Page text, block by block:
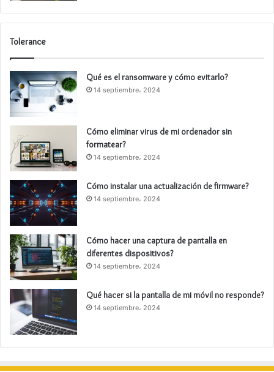
Tolerance
Qué es el ransomware y cómo evitarlo?
14 septiembre، 2024
Cómo eliminar virus de mi ordenador sin
formatear?
14 septiembre، 2024
Cómo instalar una actualización de firmware?
14 septiembre، 2024
Cómo hacer una captura de pantalla en
diferentes dispositivos?
14 septiembre، 2024
Qué hacer si la pantalla de mi móvil no responde?
14 septiembre، 2024